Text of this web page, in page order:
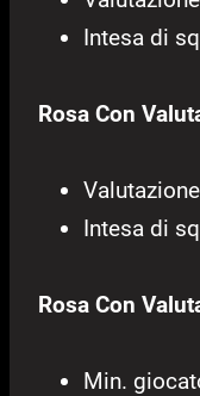
Intesa di
Rosa Con
Intesa di
Rosa Con
Min.